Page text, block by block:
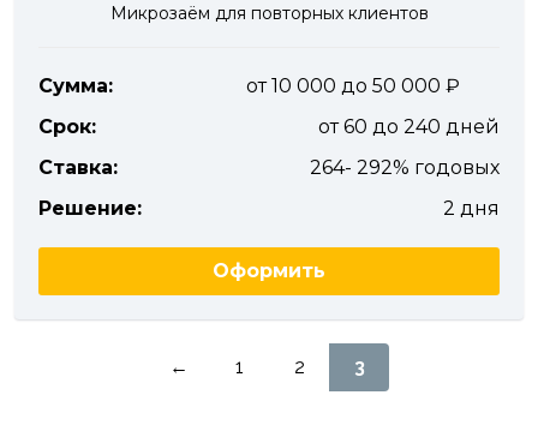
Микрозаём для повторных клиентов
Сумма:
от 10 000 до 50 000
Срок:
от 60 до 240 дней
Ставка:
264- 292% годовых
Решение:
2 дня
Оформить
← 1 2 3